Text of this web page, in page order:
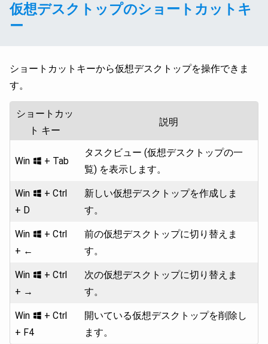
仮想デスクトップのショートカットキ
ー
ショートカットキーから仮想デスクトップを操作できま
す。
ショートカッ
ト キー
説明
Win + Tab
タスクビュー (仮想デスクトップの一
覧) を表示します。
Win
+ Ctrl
+ D
新しい仮想デスクトップを作成しま
す。
Win
+ Ctrl
+ ←
前の仮想デスクトップに切り替えま
す。
Win
+ Ctrl
+ →
次の仮想デスクトップに切り替えま
す。
Win
+ Ctrl
+ F4
開いている仮想デスクトップを削除し
ます。